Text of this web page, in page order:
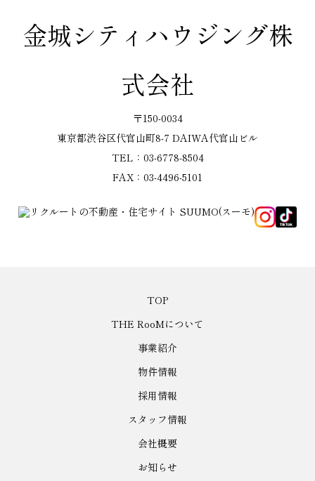
金城シティハウジング株
式会社
〒150-0034
東京都渋谷区代官山町8-7 DAIWA代官山ビル
TEL：03-6778-8504
FAX：03-4496-5101
TOP
THE RooMについて
事業紹介
物件情報
採用情報
スタッフ情報
会社概要
お知らせ